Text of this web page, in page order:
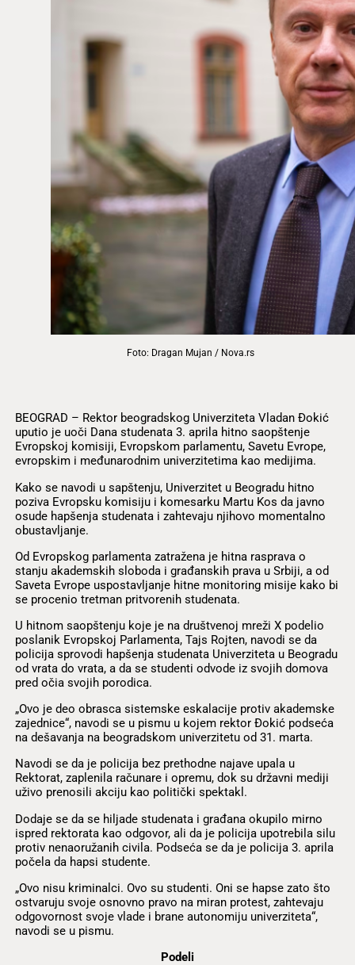
Foto: Dragan Mujan / Nova.rs
BEOGRAD – Rektor beogradskog Univerziteta Vladan Đokić
uputio je uoči Dana studenata 3. aprila hitno saopštenje
Evropskoj komisiji, Evropskom parlamentu, Savetu Evrope,
evropskim i međunarodnim univerzitetima kao medijima.
Kako se navodi u sapštenju, Univerzitet u Beogradu hitno
poziva Evropsku komisiju i komesarku Martu Kos da javno
osude hapšenja studenata i zahtevaju njihovo momentalno
obustavljanje.
Od Evropskog parlamenta zatražena je hitna rasprava o
stanju akademskih sloboda i građanskih prava u Srbiji, a od
Saveta Evrope uspostavljanje hitne monitoring misije kako bi
se procenio tretman pritvorenih studenata.
U hitnom saopštenju koje je na društvenoj mreži X podelio
poslanik Evropskoj Parlamenta, Tajs Rojten, navodi se da
policija sprovodi hapšenja studenata Univerziteta u Beogradu
od vrata do vrata, a da se studenti odvode iz svojih domova
pred očia svojih porodica.
„Ovo je deo obrasca sistemske eskalacije protiv akademske
zajednice“, navodi se u pismu u kojem rektor Đokić podseća
na dešavanja na beogradskom univerzitetu od 31. marta.
Navodi se da je policija bez prethodne najave upala u
Rektorat, zaplenila računare i opremu, dok su državni mediji
uživo prenosili akciju kao politički spektakl.
Dodaje se da se hiljade studenata i građana okupilo mirno
ispred rektorata kao odgovor, ali da je policija upotrebila silu
protiv nenaoružanih civila. Podseća se da je policija 3. aprila
počela da hapsi studente.
„Ovo nisu kriminalci. Ovo su studenti. Oni se hapse zato što
ostvaruju svoje osnovno pravo na miran protest, zahtevaju
odgovornost svoje vlade i brane autonomiju univerziteta“,
navodi se u pismu.
Podeli